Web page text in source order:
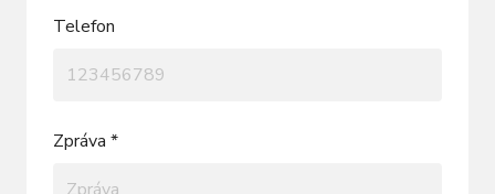
Telefon
Zpráva *